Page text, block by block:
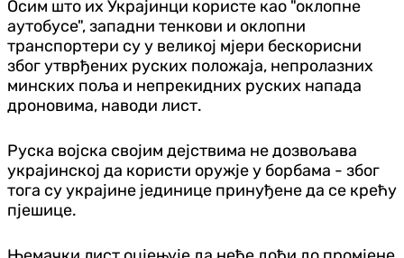
Осим што их Украјинци користе као "оклопне
аутобусе", западни тенкови и оклопни
транспортери су у великој мјери бескорисни
због утврђених руских положаја, непролазних
минских поља и непрекидних руских напада
дроновима, наводи лист.
Руска војска својим дејствима не дозвољава
украјинској да користи оружје у борбама - због
тога су украјине јединице принуђене да се крећу
пјешице.